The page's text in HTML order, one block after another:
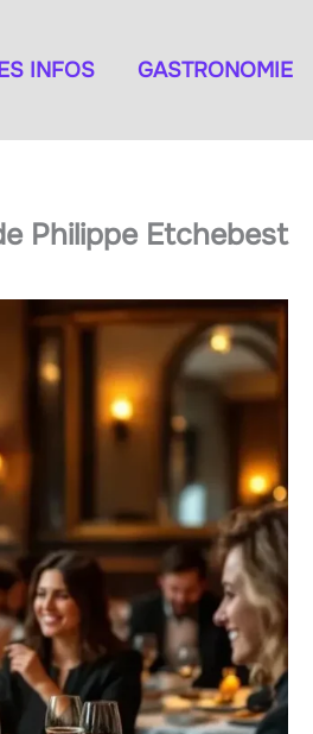
INFOS GASTRONOMIE
Philippe Etchebest